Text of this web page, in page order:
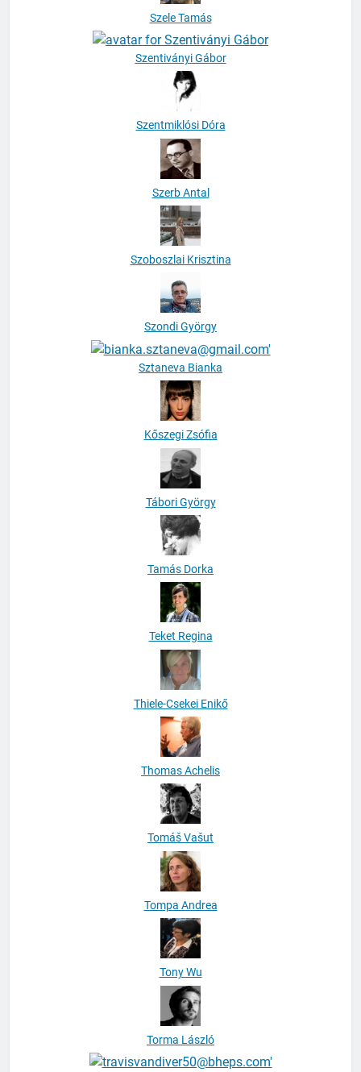
Szele Tamás
Szentiványi Gábor
Szentmiklósi Dóra
Szerb Antal
Szoboszlai Krisztina
Szondi György
Sztaneva Bianka
Kőszegi Zsófia
Tábori György
Tamás Dorka
Teket Regina
Thiele-Csekei Enikő
Thomas Achelis
Tomáš Vašut
Tompa Andrea
Tony Wu
Torma László